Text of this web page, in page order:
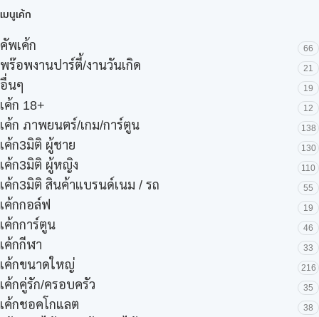
เมนูเค้ก
คัพเค้ก 66
พร๊อพงานปาร์ตี้/งานวันเกิด 21
อื่นๆ 19
เค้ก 18+ 12
เค้ก ภาพยนตร์/เกม/การ์ตูน 138
เค้ก3มิติ ผู้ชาย 130
เค้ก3มิติ ผู้หญิง 110
เค้ก3มิติ สินค้าแบรนด์เนม / รถ 55
เค้กกอล์ฟ 19
เค้กการ์ตูน 46
เค้กกีฬา 33
เค้กขนาดใหญ่ 216
เค้กคู่รัก/ครอบครัว 35
เค้กชอคโกแลต 38